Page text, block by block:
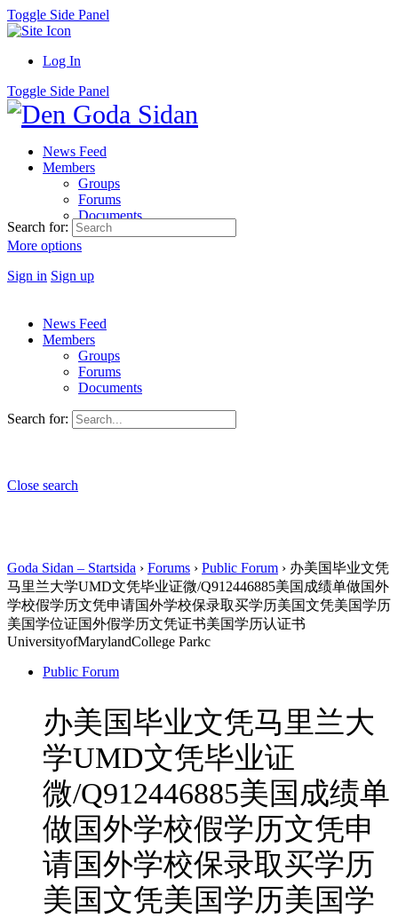
Toggle Side Panel
Log In
Toggle Side Panel
News Feed
Members
Groups
Forums
Documents
More options
Sign in Sign up
Search for:
News Feed
Members
Groups
Forums
Documents
Search for:
Close search
Goda Sidan – Startsida › Forums › Public Forum › 办美国毕业文凭
马里兰大学UMD文凭毕业证微/Q912446885美国成绩单做国外
学校假学历文凭申请国外学校保录取买学历美国文凭美国学历
美国学位证国外假学历文凭证书美国学历认证书
UniversityofMarylandCollege Parkc
Public Forum
办美国毕业文凭马里兰大
学UMD文凭毕业证
微/Q912446885美国成绩单
做国外学校假学历文凭申
请国外学校保录取买学历
美国文凭美国学历美国学